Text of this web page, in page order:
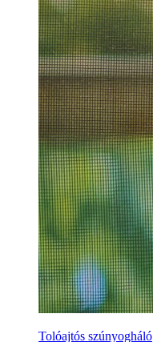
Tolóajtós szúnyogháló